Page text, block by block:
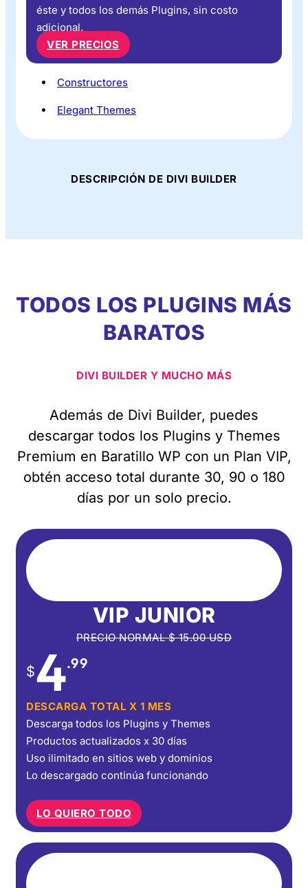
éste y todos los demás Plugins, sin costo
adicional.
VER PRECIOS
Constructores
Elegant Themes
DESCRIPCIÓN DE DIVI BUILDER
TODOS LOS PLUGINS MÁS
BARATOS
DIVI BUILDER Y MUCHO MÁS
Además de Divi Builder, puedes
descargar todos los Plugins y Themes
Premium en Baratillo WP con un Plan VIP,
obtén acceso total durante 30, 90 o 180
días por un solo precio.
VIP JUNIOR
PRECIO NORMAL$15.00USD
$4.99
DESCARGA TOTAL X 1 MES
Descarga todos los Plugins y Themes
Productos actualizados x 30 días
Uso ilimitado en sitios web y dominios
Lo descargado continúa funcionando
LO QUIERO TODO